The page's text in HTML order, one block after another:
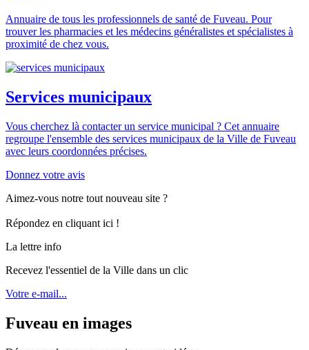
Annuaire de tous les professionnels de santé de Fuveau. Pour
trouver les pharmacies et les médecins généralistes et spécialistes à
proximité de chez vous.
Services municipaux
Vous cherchez là contacter un service municipal ? Cet annuaire
regroupe l'ensemble des services municipaux de la Ville de Fuveau
avec leurs coordonnées précises.
Donnez votre avis
Aimez-vous notre tout nouveau site ?
Répondez en cliquant ici !
La lettre info
Recevez l'essentiel de la Ville dans un clic
Votre e-mail...
Fuveau en images